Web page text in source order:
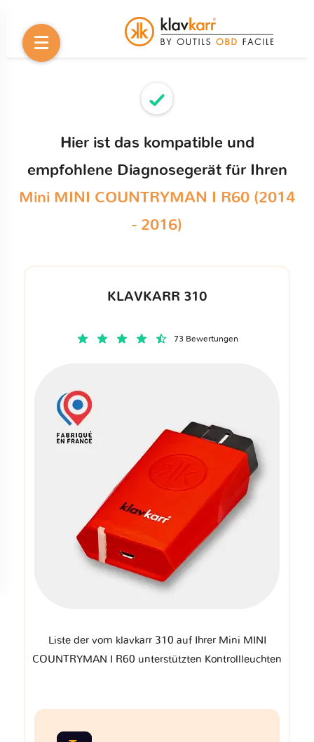
Hier ist das kompatible und
empfohlene Diagnosegerät für Ihren
Mini MINI COUNTRYMAN I R60 (2014
- 2016)
KLAVKARR 310
73 Bewertungen
Liste der vom klavkarr 310 auf Ihrer Mini MINI
COUNTRYMAN I R60 unterstützten Kontrollleuchten